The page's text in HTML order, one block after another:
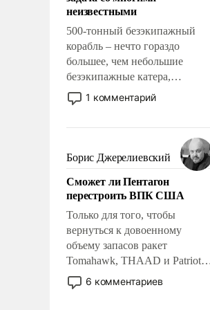
неизвестными
500-тонный безэкипажный
корабль – нечто гораздо
большее, чем небольшие
безэкипажные катера,
применение которых уже
стало обыденностью. Задача по
сложна и амбициозна. Однако
и ее реализация радикально
поднимет наши боевые
возможности.
1 комментарий
Борис Джерелиевский
Сможет ли Пентагон
перестроить ВПК США
Только для того, чтобы
вернуться к довоенному
объему запасов ракет
Tomahawk, THAAD и Patriot
США потребуется более трех
лет. Даже небольшая война с
6 комментариев